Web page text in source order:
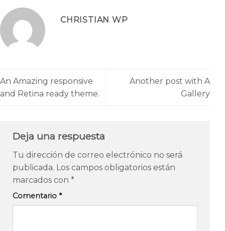
CHRISTIAN WP
An Amazing responsive
and Retina ready theme.
Another post with A
Gallery
Deja una respuesta
Tu dirección de correo electrónico no será
publicada. Los campos obligatorios están
marcados con *
Comentario *